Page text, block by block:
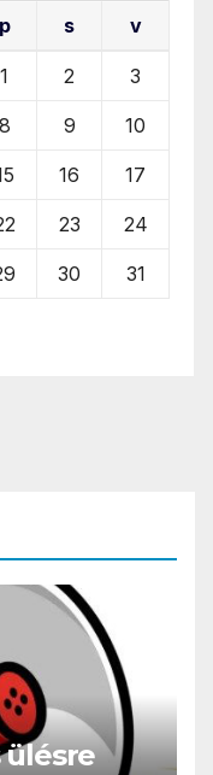
p s v
1 2 3
8 9 10
16 17
23 24
30 31
ülésre